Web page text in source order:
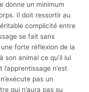
donne un minimum
Il doit ressortir au
complicité entre
se fait sans
forte réflexion de la
son animal ce qu’il lui
n’est
pas un
qui n’aura pas su